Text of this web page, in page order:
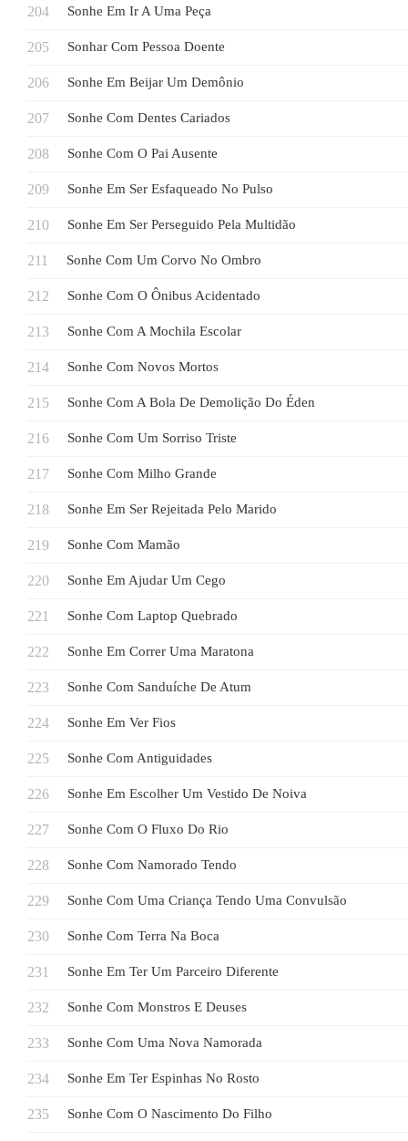
Sonhe Em Ir A Uma Peça
Sonhar Com Pessoa Doente
Sonhe Em Beijar Um Demônio
Sonhe Com Dentes Cariados
Sonhe Com O Pai Ausente
Sonhe Em Ser Esfaqueado No Pulso
Sonhe Em Ser Perseguido Pela Multidão
Sonhe Com Um Corvo No Ombro
Sonhe Com O Ônibus Acidentado
Sonhe Com A Mochila Escolar
Sonhe Com Novos Mortos
Sonhe Com A Bola De Demolição Do Éden
Sonhe Com Um Sorriso Triste
Sonhe Com Milho Grande
Sonhe Em Ser Rejeitada Pelo Marido
Sonhe Com Mamão
Sonhe Em Ajudar Um Cego
Sonhe Com Laptop Quebrado
Sonhe Em Correr Uma Maratona
Sonhe Com Sanduíche De Atum
Sonhe Em Ver Fios
Sonhe Com Antiguidades
Sonhe Em Escolher Um Vestido De Noiva
Sonhe Com O Fluxo Do Rio
Sonhe Com Namorado Tendo
Sonhe Com Uma Criança Tendo Uma Convulsão
Sonhe Com Terra Na Boca
Sonhe Em Ter Um Parceiro Diferente
Sonhe Com Monstros E Deuses
Sonhe Com Uma Nova Namorada
Sonhe Em Ter Espinhas No Rosto
Sonhe Com O Nascimento Do Filho